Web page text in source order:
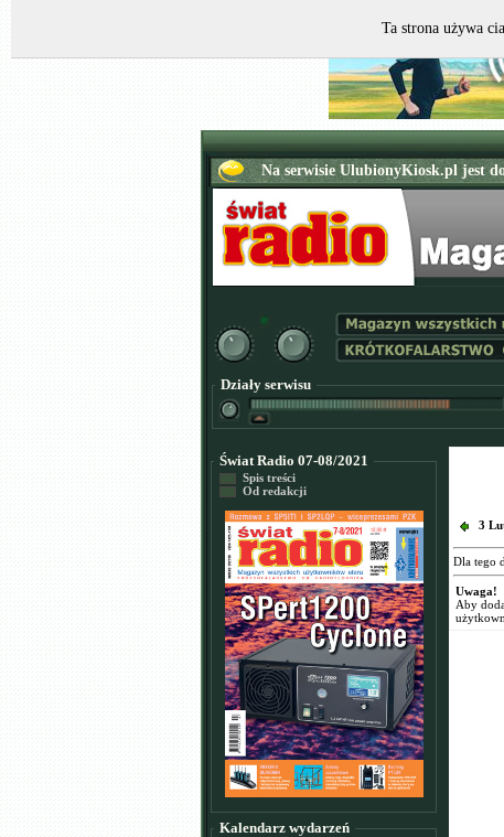
Działy serwisu
Świat Radio 07-08/2021
Spis treści
Od redakcji
Kalendarz wydarzeń
3
Dla tego
Uwaga!
Aby
Ta strona używa